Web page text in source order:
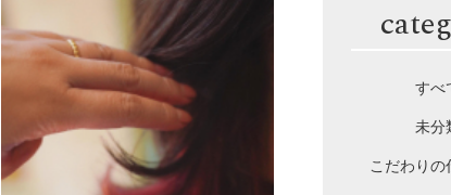
すべ
未分
こだわりの